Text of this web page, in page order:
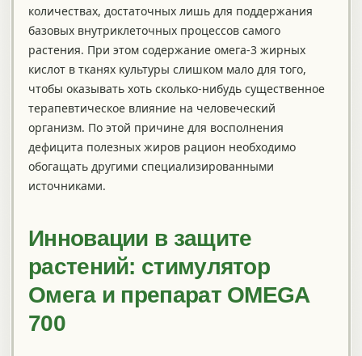
количествах, достаточных лишь для поддержания
базовых внутриклеточных процессов самого
растения. При этом содержание омега-3 жирных
кислот в тканях культуры слишком мало для того,
чтобы оказывать хоть сколько-нибудь существенное
терапевтическое влияние на человеческий
организм. По этой причине для восполнения
дефицита полезных жиров рацион необходимо
обогащать другими специализированными
источниками.
Инновации в защите
растений: стимулятор
Омега и препарат OMEGA
700